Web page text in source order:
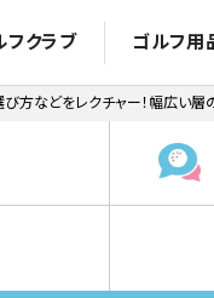
フクラブ ゴルフ用
方などをレクチャー！幅広い層